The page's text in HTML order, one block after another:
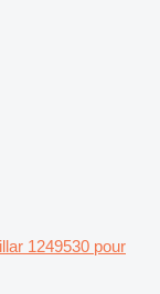
1249530 pour